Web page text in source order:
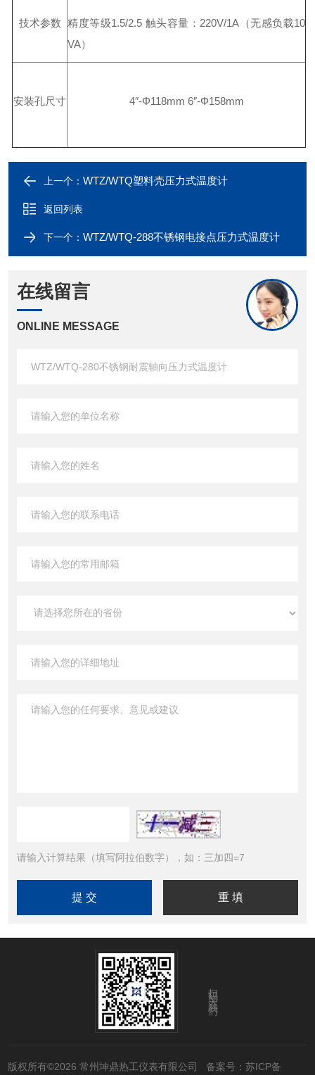
技术参数 精度等级1.5/2.5 触头容量：220V/1A（无感负载10
VA）
安装孔尺寸 4″-Φ118mm 6″-Φ158mm
上一个： WTZ/WTQ塑料壳压力式温度计
返回列表
下一个： WTZ/WTQ-288不锈钢电接点压力式温度计
在线留言
ONLINE MESSAGE
请输入计算结果（填写阿拉伯数字），如：三加四=7
扫码关注我们
版权所有©2026 常州坤鼎热工仪表有限公司 备案号：苏ICP备